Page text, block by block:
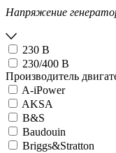
Напряжение
230 В
230/400 В
Производитель
A-iPower
AKSA
B&S
Baudouin
Briggs&Stratton